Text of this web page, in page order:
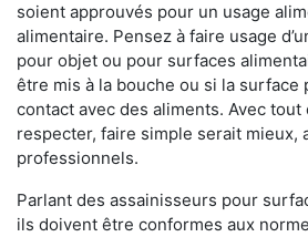
soient approuvés pour un usage
alimentaire. Pensez à faire usage
pour objet ou pour surfaces
être mis à la bouche ou si la surface
contact avec des aliments. Avec tout
respecter, faire simple serait mieux,
professionnels.
Parlant des assainisseurs pour
ils doivent être conformes aux